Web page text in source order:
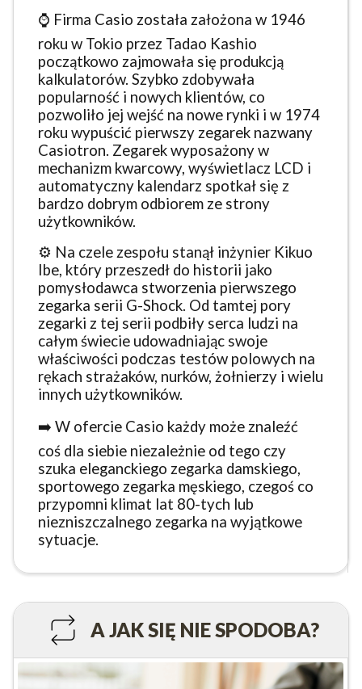
⌚ Firma Casio została założona w 1946
roku w Tokio przez Tadao Kashio
początkowo zajmowała się produkcją
kalkulatorów. Szybko zdobywała
popularność i nowych klientów, co
pozwoliło jej wejść na nowe rynki i w 1974
roku wypuścić pierwszy zegarek nazwany
Casiotron. Zegarek wyposażony w
mechanizm kwarcowy, wyświetlacz LCD i
automatyczny kalendarz spotkał się z
bardzo dobrym odbiorem ze strony
użytkowników.
⚙️ Na czele zespołu stanął inżynier Kikuo
Ibe, który przeszedł do historii jako
pomysłodawca stworzenia pierwszego
zegarka serii G-Shock. Od tamtej pory
zegarki z tej serii podbiły serca ludzi na
całym świecie udowadniając swoje
właściwości podczas testów polowych na
rękach strażaków, nurków, żołnierzy i wielu
innych użytkowników.
➡️ W ofercie Casio każdy może znaleźć
coś dla siebie niezależnie od tego czy
szuka eleganckiego zegarka damskiego,
sportowego zegarka męskiego, czegoś co
przypomni klimat lat 80-tych lub
niezniszczalnego zegarka na wyjątkowe
sytuacje.
A JAK SIĘ NIE SPODOBA?